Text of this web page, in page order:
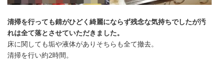
清掃を行っても錆がひどく綺麗にならず残念な気持ちでしたが汚
れは全て落とさせていただきました。
床に関しても垢や液体がありそちらも全て撤去。
清掃を行い約2時間。